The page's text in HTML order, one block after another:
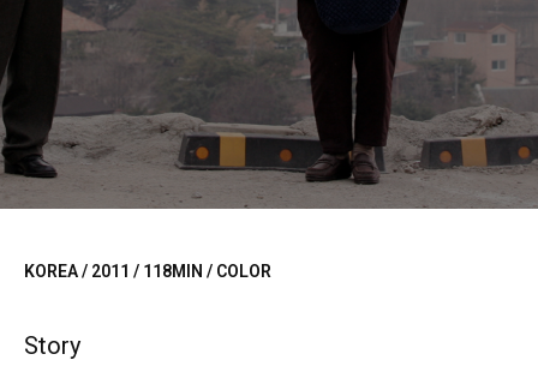
KOREA / 2011 / 118MIN / COLOR
Story